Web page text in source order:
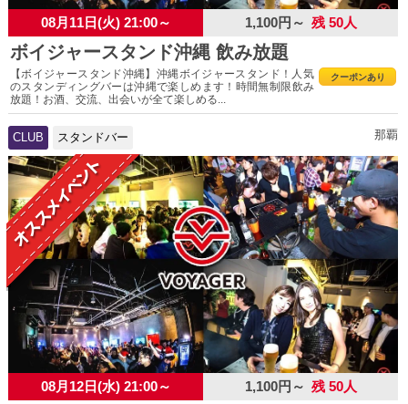
08月11日(火) 21:00～ 1,100円～ 残 50人
ボイジャースタンド沖縄 飲み放題
クーポンあり
【ボイジャースタンド沖縄】沖縄ボイジャースタンド！人気
のスタンディングバーは沖縄で楽しめます！時間無制限飲み
放題！お酒、交流、出会いが全て楽しめる...
CLUB スタンドバー 那覇
08月12日(水) 21:00～ 1,100円～ 残 50人